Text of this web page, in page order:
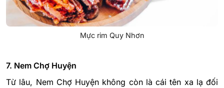
Mực rim Quy Nhơn
7. Nem Chợ Huyện
Từ lâu, Nem Chợ Huyện không còn là cái tên xa lạ đối